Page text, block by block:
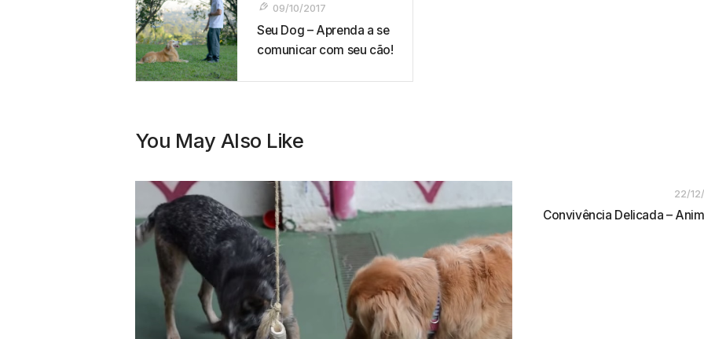
De
Post
09/10/2017
Seu Dog – Aprenda a se
comunicar com seu cão!
You May Also Like
22/
Convivência Delicada –